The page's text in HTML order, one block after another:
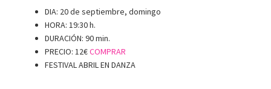
DIA: 20 de septiembre, domingo
HORA: 19:30 h.
DURACIÓN: 90 min.
PRECIO: 12€COMPRAR
FESTIVAL ABRIL EN DANZA